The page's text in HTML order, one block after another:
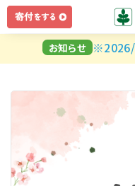
ログイン
ログインしたままにする
お知らせ